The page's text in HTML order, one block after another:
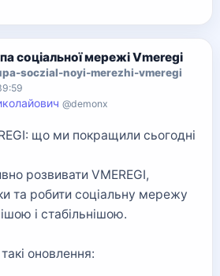
соціальної мережі Vmeregi
soczial-noyi-merezhi-vmeregi
@demonx
що ми покращили сьогодні
розвивати VMEREGI,
та робити соціальну мережу
і стабільнішою.
оновлення: